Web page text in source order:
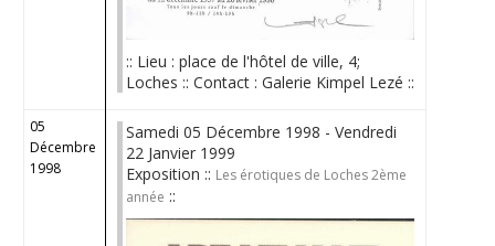
:: Lieu : place de l'hôtel de ville, 4;
Loches :: Contact : Galerie Kimpel Lezé ::
05
Décembre
1998
Samedi 05 Décembre 1998 - Vendredi
22 Janvier 1999
Exposition :: Les érotiques de Loches 2ème
année ::